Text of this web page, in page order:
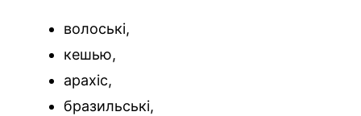
волоські,
кешью,
арахіс,
бразильські,